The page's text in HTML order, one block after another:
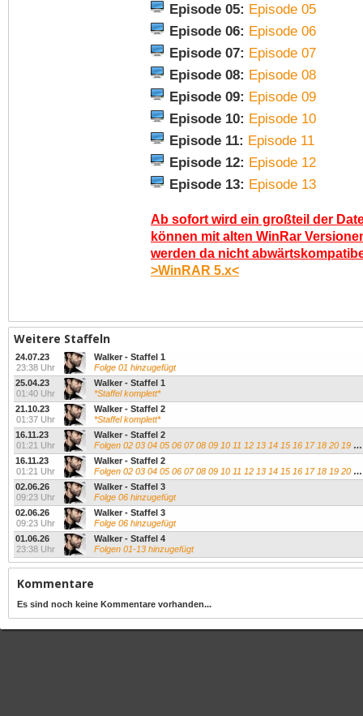
Episode 05: Episode 05
Episode 06: Episode 06
Episode 07: Episode 07
Episode 08: Episode 08
Episode 09: Episode 09
Episode 10: Episode 10
Episode 11: Episode 11
Episode 12: Episode 12
Episode 13: Episode 13
Ab sofort wird ein großteil der
können mit alten WinRar
werden da nicht
>WinRAR 5.x<
Weitere Staffeln
24.07.23
23:38 Uhr
Walker - Staffel 1
Folge 01 hinzugefügt
25.04.23
01:40 Uhr
Walker - Staffel 1
*Staffel komplett*
21.10.23
01:37 Uhr
Walker - Staffel 2
*Staffel komplett*
16.11.23
01:21 Uhr
Walker - Staffel 2
Folgen 02 03 04 05 06 07 08 09 10 11 12 13 14 15 16 17 18 20 19 hinzugefügt
16.11.23
01:21 Uhr
Walker - Staffel 2
Folgen 02 03 04 05 06 07 08 09 10 11 12 13 14 15 16 17 18 19 20 hinzugefügt
02.06.26
09:23 Uhr
Walker - Staffel 3
Folge 06 hinzugefügt
02.06.26
09:23 Uhr
Walker - Staffel 3
Folge 06 hinzugefügt
01.06.26
23:38 Uhr
Walker - Staffel 4
Folgen 01-13 hinzugefügt
Kommentare
Es sind noch keine Kommentare vorhanden...